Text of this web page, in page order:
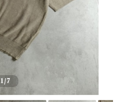
1/7